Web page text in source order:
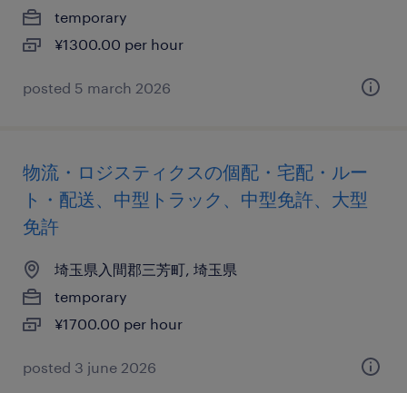
temporary
¥1300.00 per hour
posted 5 march 2026
物流・ロジスティクスの個配・宅配・ルー
ト・配送、中型トラック、中型免許、大型
免許
埼玉県入間郡三芳町, 埼玉県
temporary
¥1700.00 per hour
posted 3 june 2026